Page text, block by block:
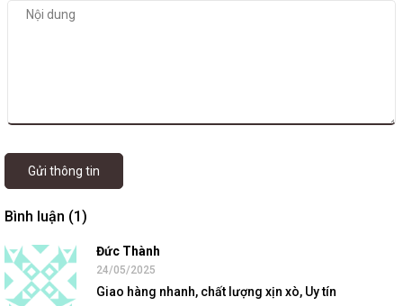
Gửi thông tin
Bình luận (1)
Đức Thành
24/05/2025
Giao hàng nhanh, chất lượng xịn xò, Uy tín